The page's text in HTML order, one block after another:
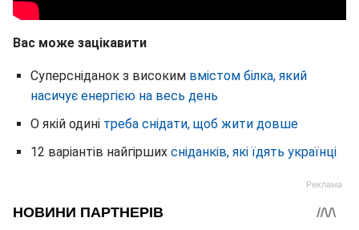
Вас може зацікавити
Суперсніданок з високим вмістом білка, який
насичує енергією на весь день
О якій одині треба снідати, щоб жити довше
12 варіантів найгірших сніданків, які їдять українці